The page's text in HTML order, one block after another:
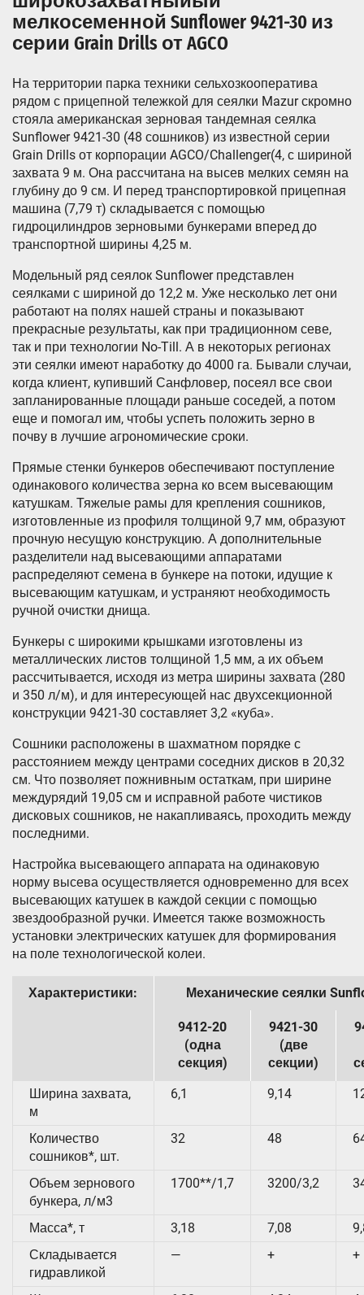
мелкосеменной Sunflower 9421-30 из
серии Grain Drills от AGCO
На территории парка техники сельхозкооператива
рядом с прицепной тележкой для сеялки Mazur скромно
стояла американская зерновая тандемная сеялка
Sunflower 9421-30 (48 сошников) из известной серии
Grain Drills от корпорации AGCO/Challenger(4, с шириной
захвата 9 м. Она рассчитана на высев мелких семян на
глубину до 9 см. И перед транспортировкой прицепная
машина (7,79 т) складывается с помощью
гидроцилиндров зерновыми бункерами вперед до
транспортной ширины 4,25 м.
Модельный ряд сеялок Sunflower представлен
сеялками с шириной до 12,2 м. Уже несколько лет они
работают на полях нашей страны и показывают
прекрасные результаты, как при традиционном севе,
так и при технологии No-Till. А в некоторых регионах
эти сеялки имеют наработку до 4000 га. Бывали случаи,
когда клиент, купивший Санфловер, посеял все свои
запланированные площади раньше соседей, а потом
еще и помогал им, чтобы успеть положить зерно в
почву в лучшие агрономические сроки.
Прямые стенки бункеров обеспечивают поступление
одинакового количества зерна ко всем высевающим
катушкам. Тяжелые рамы для крепления сошников,
изготовленные из профиля толщиной 9,7 мм, образуют
прочную несущую конструкцию. А дополнительные
разделители над высевающими аппаратами
распределяют семена в бункере на потоки, идущие к
высевающим катушкам, и устраняют необходимость
ручной очистки днища.
Бункеры с широкими крышками изготовлены из
металлических листов толщиной 1,5 мм, а их объем
рассчитывается, исходя из метра ширины захвата (280
и 350 л/м), и для интересующей нас двухсекционной
конструкции 9421-30 составляет 3,2 «куба».
Сошники расположены в шахматном порядке с
расстоянием между центрами соседних дисков в 20,32
см. Что позволяет пожнивным остаткам, при ширине
междурядий 19,05 см и исправной работе чистиков
дисковых сошников, не накапливаясь, проходить между
последними.
Настройка высевающего аппарата на одинаковую
норму высева осуществляется одновременно для всех
высевающих катушек в каждой секции с помощью
звездообразной ручки. Имеется также возможность
установки электрических катушек для формирования
на поле технологической колеи.
Характеристики: Механические сеялки
9412-20
(одна
секция)
9421-30
(две
секции)
Ширина захвата,
м
6,1 9,14
Количество
сошников*, шт.
32 48
Объем зернового
бункера, л/м3
1700**/1,7 3200/3,2
Масса*, т 3,18 7,08
Складывается
гидравликой
— + +